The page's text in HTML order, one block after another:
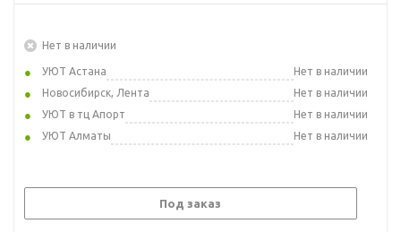
Нет в наличии
УЮТ Астана
Нет в наличии
Новосибирск, Лента
Нет в наличии
УЮТ в тц Апорт
Нет в наличии
УЮТ Алматы
Нет в наличии
Под заказ